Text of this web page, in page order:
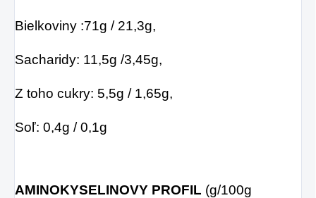
Bielkoviny :71g / 21,3g,
Sacharidy: 11,5g /3,45g,
Z toho cukry: 5,5g / 1,65g,
Soľ: 0,4g / 0,1g
AMINOKYSELINOVY PROFIL (g/100g